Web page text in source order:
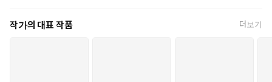
을 움직여 사내의 얼굴을 섬세하게 어루만졌다.
작가의 대표 작품 더보기